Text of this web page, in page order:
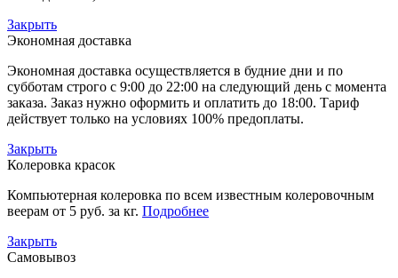
Закрыть
Экономная доставка
Экономная доставка осуществляется в будние дни и по
субботам строго с 9:00 до 22:00 на следующий день с момента
заказа. Заказ нужно оформить и оплатить до 18:00. Тариф
действует только на условиях 100% предоплаты.
Закрыть
Колеровка красок
Компьютерная колеровка по всем известным колеровочным
веерам от 5 руб. за кг. Подробнее
Закрыть
Самовывоз